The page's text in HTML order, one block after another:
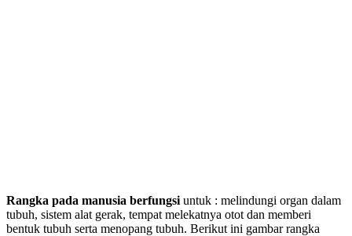
Rangka pada manusia berfungsi untuk : melindungi organ dalam
tubuh, sistem alat gerak, tempat melekatnya otot dan memberi
bentuk tubuh serta menopang tubuh. Berikut ini gambar rangka